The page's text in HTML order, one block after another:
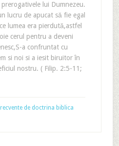
lui Dumnezeu.
lucru de apucat să fie egal
lumea era pierdută,astfel
cerul pentru a deveni
a confruntat cu
si noi si a iesit biruitor în
nostru. ( Filip. 2:5-11;
de doctrina biblica